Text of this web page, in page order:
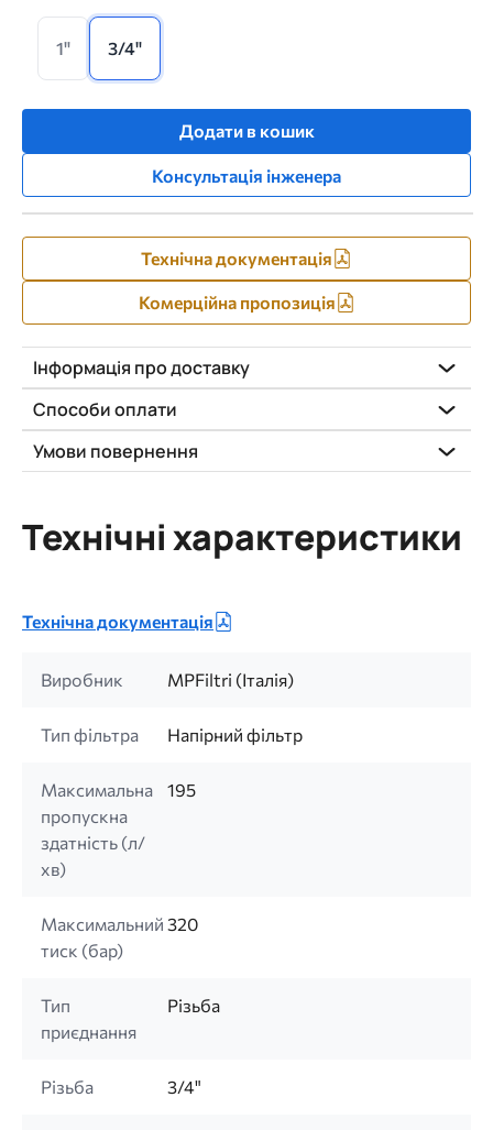
1" 3/4"
Додати в кошик
Консультація інженера
Технічна документація
Комерційна пропозиція
Інформація про доставку
Способи оплати
Умови повернення
Технічні характеристики
Технічна документація
Виробник MPFiltri (Італія)
Тип фільтра Напірний фільтр
Максимальна
пропускна
здатність (л/
хв)
195
Максимальний
тиск (бар)
320
Тип
приєднання
Різьба
Різьба 3/4"